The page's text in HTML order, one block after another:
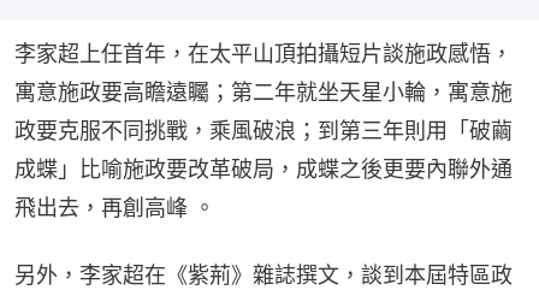
李家超上任首年，在太平山頂拍攝短片談施政感悟，
寓意施政要高瞻遠矚；第二年就坐天星小輪，寓意施
政要克服不同挑戰，乘風破浪；到第三年則用「破繭
成蝶」比喻施政要改革破局，成蝶之後更要內聯外通
飛出去，再創高峰 。
另外，李家超在《紫荊》雜誌撰文，談到本屆特區政